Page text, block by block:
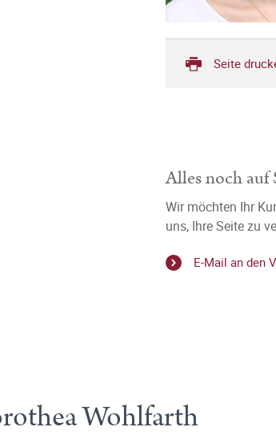
Seite
Alles noch auf
Wir möchten Ihr
uns, Ihre Seite zu
E-Mail an den
Wohlfarth